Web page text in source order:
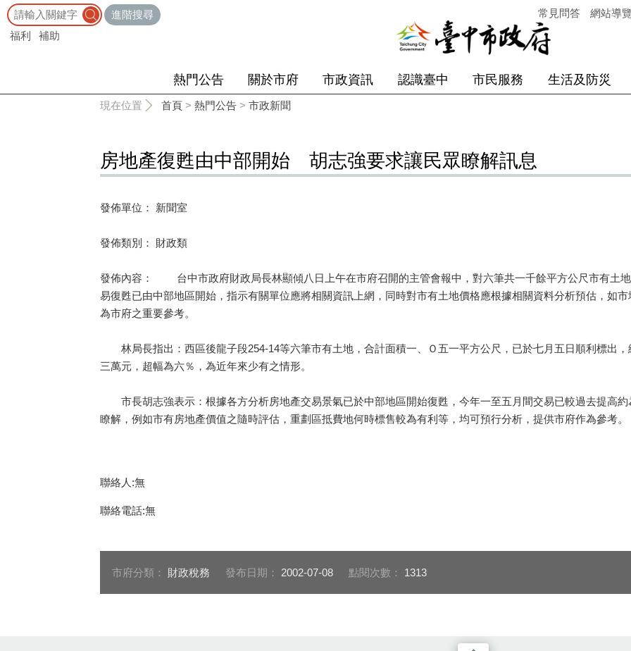
進階搜尋
福利
補助
常見問答 網站導
熱門公告 關於市府 市政資訊 認識臺中 市民服務 生活及防災
現在位置 首頁 > 熱門公告 > 市政新聞
房地產復甦由中部開始 胡志強要求讓民眾瞭解訊息
發佈單位： 新聞室
發佈類別： 財政類
發佈內容： 台中市政府財政局長林顯傾八日上午在市府召開的主管會報中，對六筆共一千餘平方公尺市有土
易復甦已由中部地區開始，指示有關單位應將相關資訊上網，同時對市有土地價格應根據相關資料分析預估，如
為市府之重要參考。
林局長指出：西區後龍子段254-14等六筆市有土地，合計面積一、Ｏ五一平方公尺，已於七月五日順利標出
三萬元，超幅為六％，為近年來少有之情形。
市長胡志強表示：根據各方分析房地產交易景氣已於中部地區開始復甦，今年一至五月間交易已較過去提高約
瞭解，例如市有房地產價值之隨時評估，重劃區抵費地何時標售較為有利等，均可預行分析，提供市府作為參考。
聯絡人:無
聯絡電話:無
市府分類： 財政稅務 發布日期： 2002-07-08 點閱次數： 1313